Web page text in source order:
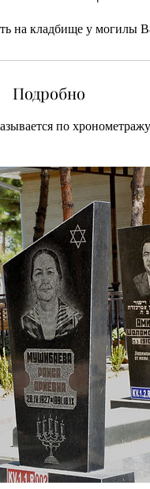
на кладбище у могилы
Подробно
по хронометражу